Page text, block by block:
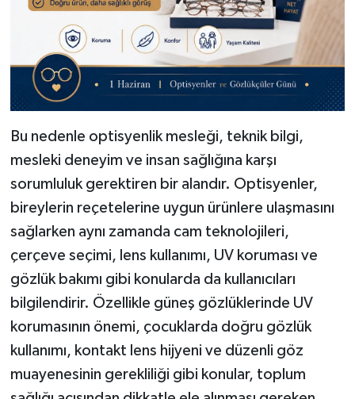
Bu nedenle optisyenlik mesleği, teknik bilgi,
mesleki deneyim ve insan sağlığına karşı
sorumluluk gerektiren bir alandır. Optisyenler,
bireylerin reçetelerine uygun ürünlere ulaşmasını
sağlarken aynı zamanda cam teknolojileri,
çerçeve seçimi, lens kullanımı, UV koruması ve
gözlük bakımı gibi konularda da kullanıcıları
bilgilendirir. Özellikle güneş gözlüklerinde UV
korumasının önemi, çocuklarda doğru gözlük
kullanımı, kontakt lens hijyeni ve düzenli göz
muayenesinin gerekliliği gibi konular, toplum